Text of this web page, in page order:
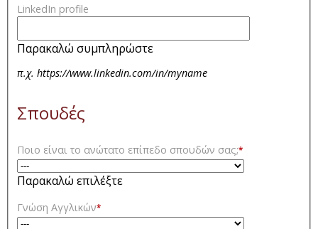
LinkedIn profile
Παρακαλώ συμπληρώστε
π.χ. https://www.linkedin.com/in/myname
Σπουδές
Ποιο είναι το ανώτατο επίπεδο σπουδών σας;*
Παρακαλώ επιλέξτε
Γνώση Αγγλικών*